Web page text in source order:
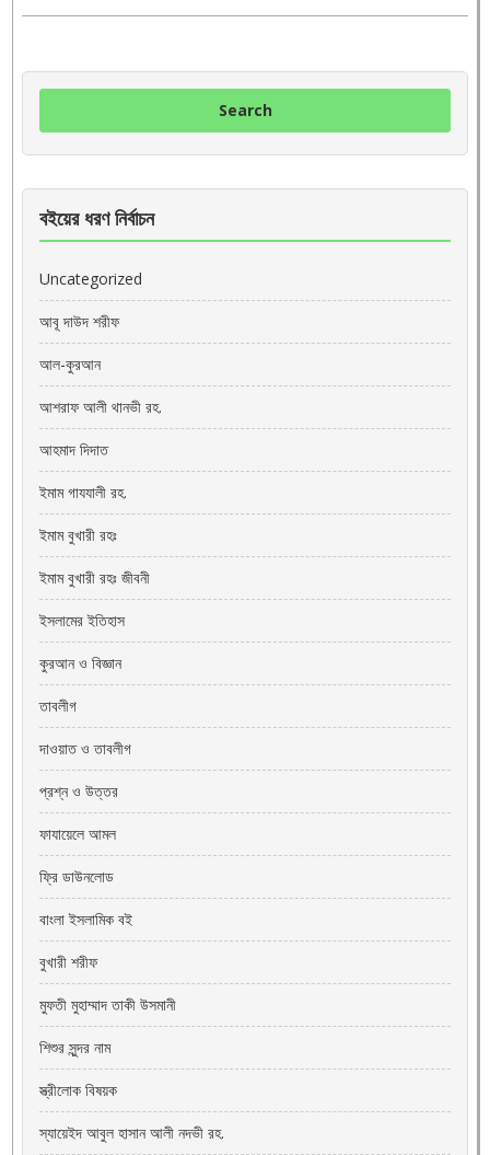
বইয়ের ধরণ নির্বাচন
Uncategorized
আবূ দাউদ শরীফ
আল-কুরআন
আশরাফ আলী থানভী রহ.
আহমাদ দিদাত
ইমাম গাযযালী রহ.
ইমাম বুখারী রহঃ
ইমাম বুখারী রহঃ জীবনী
ইসলামের ইতিহাস
কুরআন ও বিজ্ঞান
তাবলীগ
দাওয়াত ও তাবলীগ
প্রশ্ন ও উত্তর
ফাযায়েলে আমল
ফ্রি ডাউনলোড
বাংলা ইসলামিক বই
বুখারী শরীফ
মুফতী মুহাম্মাদ তাকী উসমানী
শিশুর সুন্দর নাম
স্ত্রীলোক বিষয়ক
স্যায়েইদ আবুল হাসান আলী নদভী রহ.